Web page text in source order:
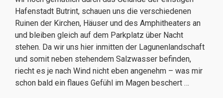
Hafenstadt Butrint, schauen uns die verschiedenen
Ruinen der Kirchen, Häuser und des Amphitheaters an
und bleiben gleich auf dem Parkplatz über Nacht
stehen. Da wir uns hier inmitten der Lagunenlandschaft
und somit neben stehendem Salzwasser befinden,
riecht es je nach Wind nicht eben angenehm – was mir
schon bald ein flaues Gefühl im Magen beschert …